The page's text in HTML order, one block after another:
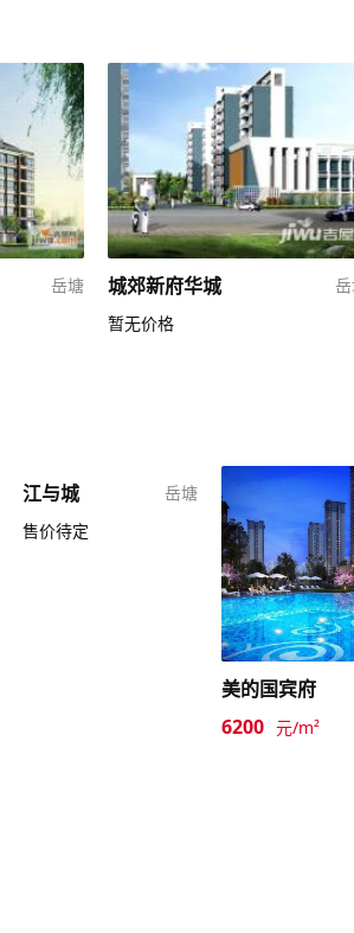
岳塘
城郊新府华城
暂无价格
江与城
岳塘
售价待定
美的国宾府
6200 元/m²